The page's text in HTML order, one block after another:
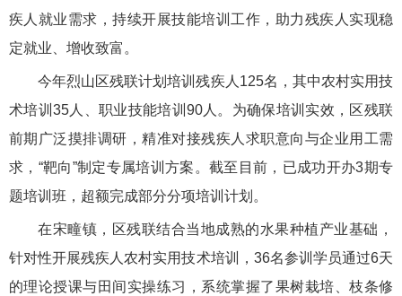
疾人就业需求，持续开展技能培训工作，助力残疾人实现稳
定就业、增收致富。
今年烈山区残联计划培训残疾人125名，其中农村实用技
术培训35人、职业技能培训90人。为确保培训实效，区残联
前期广泛摸排调研，精准对接残疾人求职意向与企业用工需
求，“靶向”制定专属培训方案。截至目前，已成功开办3期专
题培训班，超额完成部分分项培训计划。
在宋疃镇，区残联结合当地成熟的水果种植产业基础，
针对性开展残疾人农村实用技术培训，36名参训学员通过6天
的理论授课与田间实操练习，系统掌握了果树栽培、枝条修